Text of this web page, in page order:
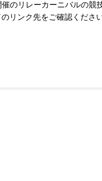
催のリレーカーニバルの競
リンク先をご確認くださ